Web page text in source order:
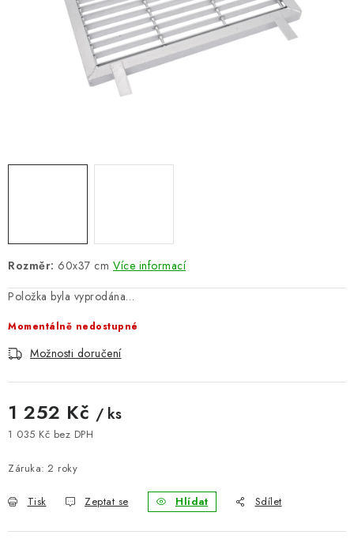
PARKOVACÍ BLOKÁDY
AKCE A SLEVY
HODNOCENÍ OBCHODU
B2B - VELKOOBCHOD
NAPIŠTE NÁM
KONTAKTY
Kontakty Hodnocení obchodu
Odstoupení od kupní smlouvy
Obchodní a dodací podmínky
Bezpečnostní certifikáty Moje objednávka
Rozměr: 60x37 cm Více informací
Položka byla vyprodána…
Momentálně nedostupné
Možnosti doručení
1 252 Kč / ks
1 035 Kč bez DPH
Záruka: 2 roky
Tisk Zeptat se Hlídat Sdílet